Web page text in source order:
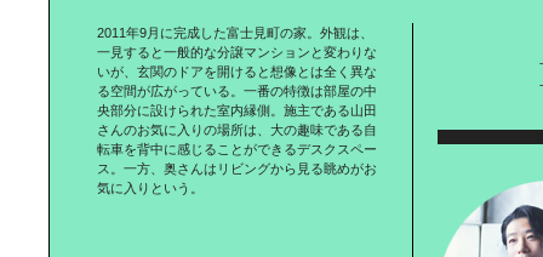
2011年9月に完成した富士見町の家。外観は、
一見すると一般的な分譲マンションと変わりな
いが、玄関のドアを開けると想像とは全く異な
る空間が広がっている。一番の特徴は部屋の中
央部分に設けられた室内縁側。施主である山田
さんのお気に入りの場所は、大の趣味である自
転車を背中に感じることができるデスクスペー
ス。一方、奥さんはリビングから見る眺めがお
気に入りという。
「モノ」にまつわる｜ストーリーを
受け継ぐライフスタイル